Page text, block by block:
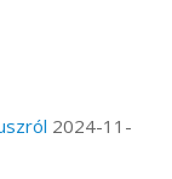
2024-11-